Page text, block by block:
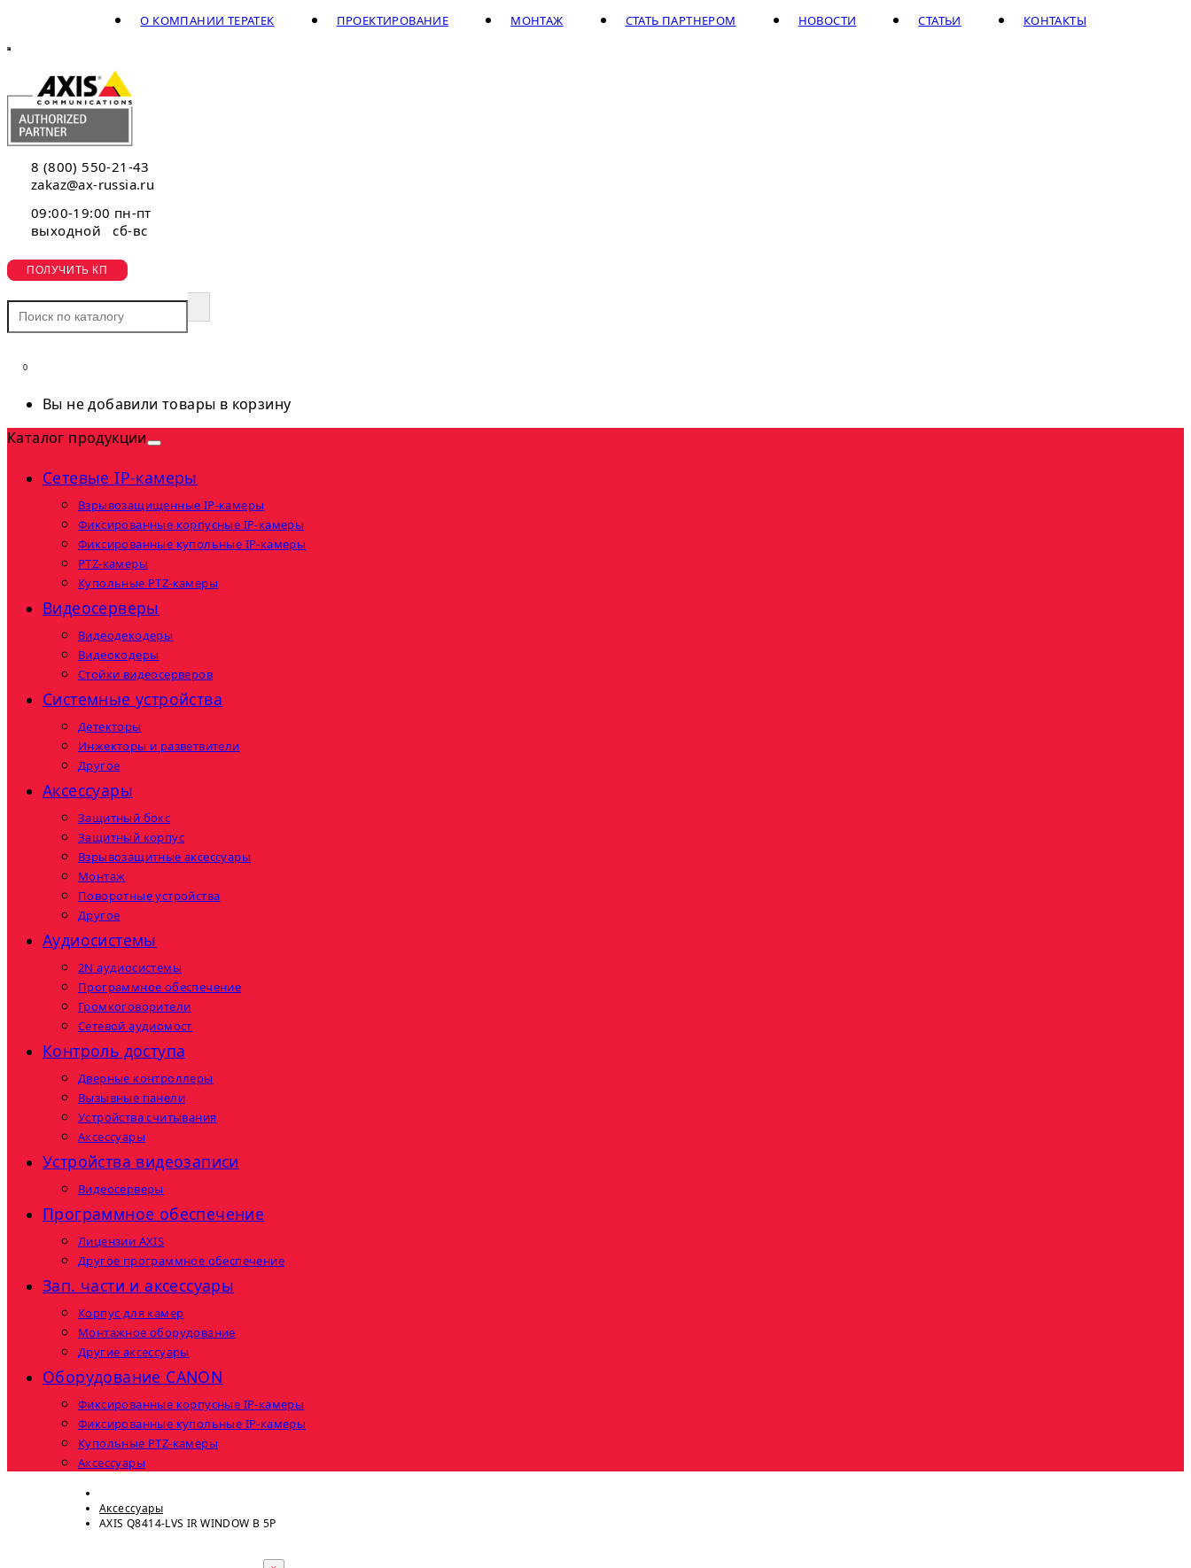
КОНТАКТЫ
СТАТЬИ
НОВОСТИ
СТАТЬ ПАРТНЕРОМ
МОНТАЖ
ПРОЕКТИРОВАНИЕ
О КОМПАНИИ ТЕРАТЕК
8 (800) 550-21-43
zakaz@ax-russia.ru
09:00-19:00 пн-пт
выходной сб-вс
ПОЛУЧИТЬ КП
0
Вы не добавили товары в корзину
Каталог продукции
Сетевые IP-камеры
Взрывозащищенные IP-камеры
Фиксированные корпусные IP-камеры
Фиксированные купольные IP-камеры
PTZ-камеры
Купольные PTZ-камеры
Видеосерверы
Видеодекодеры
Видеокодеры
Стойки видеосерверов
Системные устройства
Детекторы
Инжекторы и разветвители
Другое
Аксессуары
Защитный бокс
Защитный корпус
Взрывозащитные аксессуары
Монтаж
Поворотные устройства
Другое
Аудиосистемы
2N аудиосистемы
Программное обеспечение
Громкоговорители
Сетевой аудиомост
Контроль доступа
Дверные контроллеры
Вызывные панели
Устройства считывания
Аксессуары
Устройства видеозаписи
Видеосерверы
Программное обеспечение
Лицензии AXIS
Другое программное обеспечение
Зап. части и аксессуары
Корпус для камер
Монтажное оборудование
Другие аксессуары
Оборудование CANON
Фиксированные корпусные IP-камеры
Фиксированные купольные IP-камеры
Купольные PTZ-камеры
Аксессуары
Аксессуары
AXIS Q8414-LVS IR WINDOW B 5P